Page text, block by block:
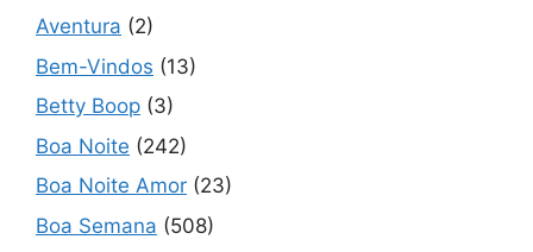
Aventura (2)
Bem-Vindos (13)
Betty Boop (3)
Boa Noite (242)
Boa Noite Amor (23)
Boa Semana (508)